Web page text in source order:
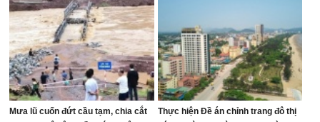
Mưa lũ cuốn đứt cầu tạm, chia cắt
Thực hiện Đề án chỉnh trang đô thị